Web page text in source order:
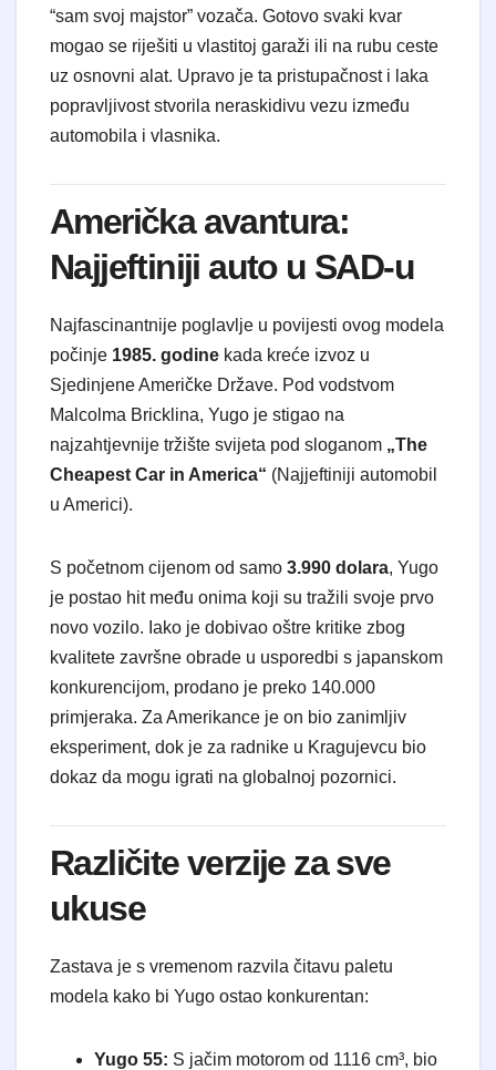
“sam svoj majstor” vozača. Gotovo svaki kvar
mogao se riješiti u vlastitoj garaži ili na rubu ceste
uz osnovni alat. Upravo je ta pristupačnost i laka
popravljivost stvorila neraskidivu vezu između
automobila i vlasnika.
Američka avantura:
Najjeftiniji auto u SAD-u
Najfascinantnije poglavlje u povijesti ovog modela
počinje 1985. godine kada kreće izvoz u
Sjedinjene Američke Države. Pod vodstvom
Malcolma Bricklina, Yugo je stigao na
najzahtjevnije tržište svijeta pod sloganom „The
Cheapest Car in America“ (Najjeftiniji automobil
u Americi).
S početnom cijenom od samo 3.990 dolara, Yugo
je postao hit među onima koji su tražili svoje prvo
novo vozilo. Iako je dobivao oštre kritike zbog
kvalitete završne obrade u usporedbi s japanskom
konkurencijom, prodano je preko 140.000
primjeraka. Za Amerikance je on bio zanimljiv
eksperiment, dok je za radnike u Kragujevcu bio
dokaz da mogu igrati na globalnoj pozornici.
Različite verzije za sve
ukuse
Zastava je s vremenom razvila čitavu paletu
modela kako bi Yugo ostao konkurentan:
Yugo 55: S jačim motorom od 1116 cm³, bio